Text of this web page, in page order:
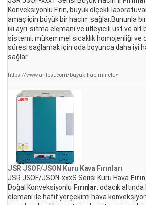
Konveksiyonlu Fırın, büyük ölçekli
amaç için büyük bir hacim sağlar.Bununla
iki ayrı ısıtma elemanı ve üfleyicili üst ve alt
sistemi, mükemmel sıcaklık homojenliği ve
süresi sağlamak için oda boyunca daha iyi
sağlar.
https://www.antest.com/buyuk-hacimli-etuv
JSR JSOF/JSON Kuru Kava Fırınları
JSR JSOF/JSON-xxxS Serisi Kuru Hava
Doğal Konveksiyonlu Fırınlar, odacık
elemanı ile hafif yerçekimi hava